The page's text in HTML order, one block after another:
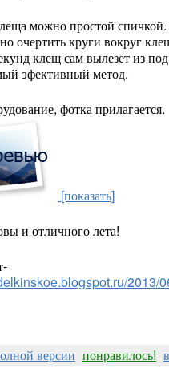
можно простой
очертить круги вокруг
клещ сам вылезет из
эфективный метод.
фотка прилагается.
[показать]
и отличного лета!
2013/
версии понравилось!